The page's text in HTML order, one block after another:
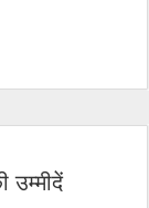
उम्मीदें